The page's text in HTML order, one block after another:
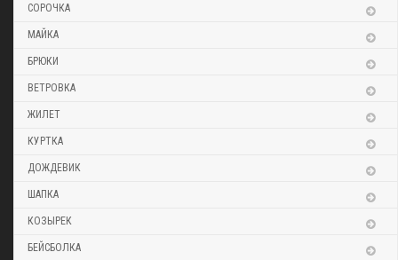
СОРОЧКА
МАЙКА
БРЮКИ
ВЕТРОВКА
ЖИЛЕТ
КУРТКА
ДОЖДЕВИК
ШАПКА
КОЗЫРЕК
БЕЙСБОЛКА